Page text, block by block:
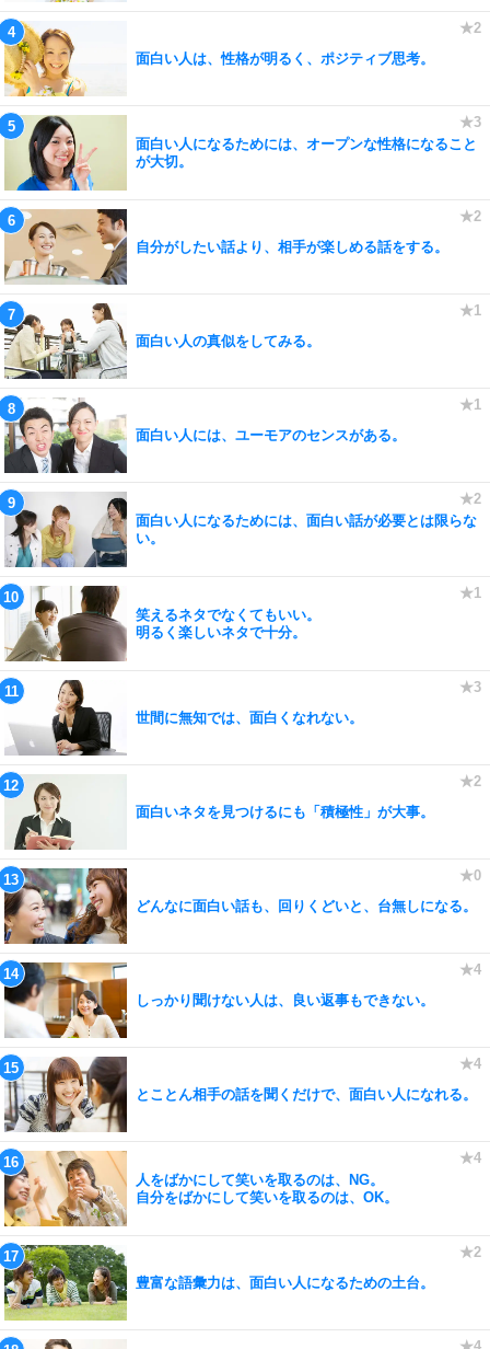
面白い人は、性格が明るく、ポジティブ思考。
面白い人になるためには、オープンな性格になること
が大切。
自分がしたい話より、相手が楽しめる話をする。
面白い人の真似をしてみる。
面白い人には、ユーモアのセンスがある。
面白い人になるためには、面白い話が必要とは限らな
い。
笑えるネタでなくてもいい。
明るく楽しいネタで十分。
世間に無知では、面白くなれない。
面白いネタを見つけるにも「積極性」が大事。
どんなに面白い話も、回りくどいと、台無しになる。
しっかり聞けない人は、良い返事もできない。
とことん相手の話を聞くだけで、面白い人になれる。
人をばかにして笑いを取るのは、NG。
自分をばかにして笑いを取るのは、OK。
豊富な語彙力は、面白い人になるための土台。